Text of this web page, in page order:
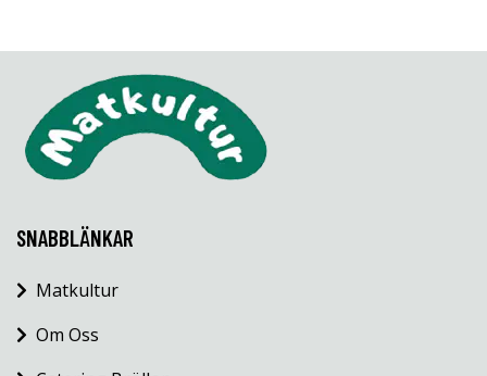
SNABBLÄNKAR
Matkultur
Om Oss